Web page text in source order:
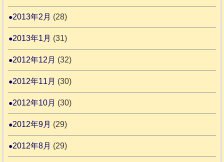
2013年2月 (28)
2013年1月 (31)
2012年12月 (32)
2012年11月 (30)
2012年10月 (30)
2012年9月 (29)
2012年8月 (29)